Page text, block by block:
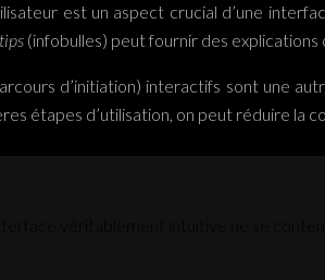
est un aspect crucial d’une
(infobulles) peut fournir des
d’initiation) interactifs sont une
étapes d’utilisation, on peut réduire la